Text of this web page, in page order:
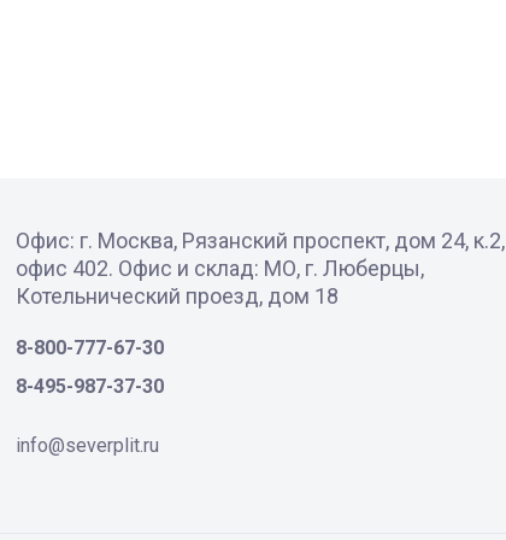
Офис: г. Москва, Рязанский проспект, дом 24, к.2,
офис 402. Офис и склад: МО, г. Люберцы,
Котельнический проезд, дом 18
8-800-777-67-30
8-495-987-37-30
info@severplit.ru